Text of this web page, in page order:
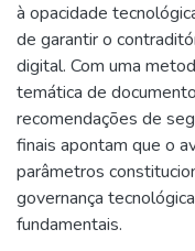
à opacidade
de garantir o
digital. Com uma
temática de
recomendações de
finais apontam que o
parâmetros
governança
fundamentais.